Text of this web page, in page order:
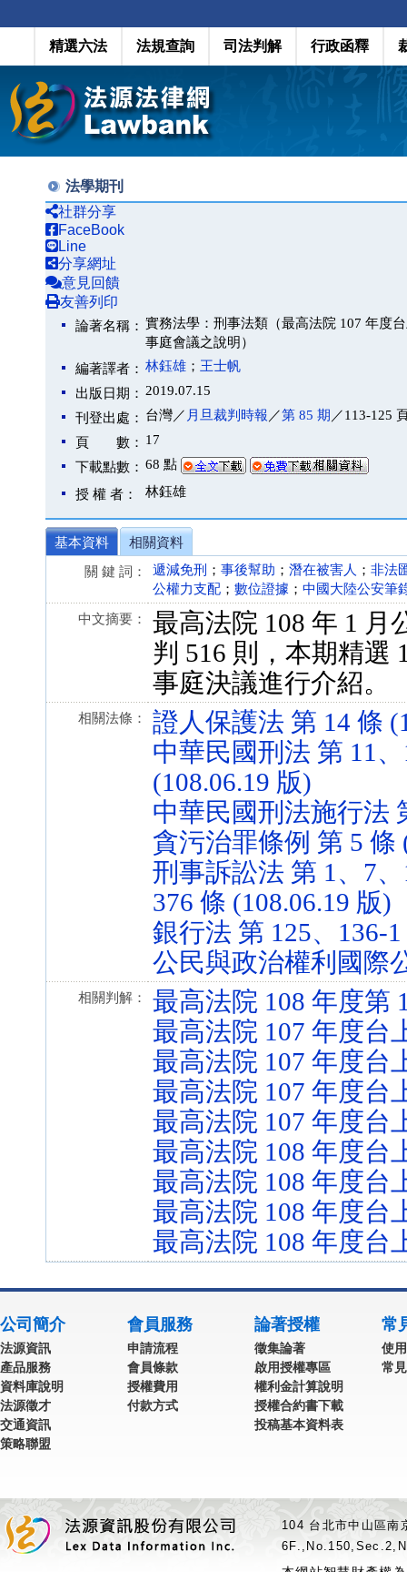
精選六法 法規查詢 司法判解 行政函釋
法學期刊
社群分享
FaceBook
Line
分享網址
意見回饋
友善列印
論著名稱： 實務法學：刑事法類（最高法院 107 年度
事庭會議之說明）
編著譯者： 林鈺雄 ； 王士帆
出版日期： 2019.07.15
刊登出處： 台灣／ 月旦裁判時報 ／第 85 期 ／113-125
頁 數： 17
下載點數： 68 點
授 權 者： 林鈺雄
基本資料
相關資料
關 鍵 詞：
遞減免刑 ； 事後幫助 ； 潛在被害人 ； 非法
公權力支配 ； 數位證據 ； 中國大陸公安筆
中文摘要：
最高法院 108 年 1 月
判 516 則，本期精選
事庭決議進行介紹。
相關法條：
證人保護法 第 14 條
中華民國刑法 第 11
(108.06.19 版)
中華民國刑法施行法
貪污治罪條例 第 5 條
刑事訴訟法 第 1、7
376 條 (108.06.19 版)
銀行法 第 125、136-
公民與政治權利國際
相關判解：
最高法院 108 年度第
最高法院 107 年度台
最高法院 107 年度台
最高法院 107 年度台
最高法院 107 年度台
最高法院 108 年度台
最高法院 108 年度台
最高法院 108 年度台
最高法院 108 年度台
公司簡介
法源資訊
產品服務
資料庫說明
法源徵才
交通資訊
策略聯盟
會員服務
申請流程
會員條款
授權費用
付款方式
論著授權
徵集論著
啟用授權專區
權利金計算說明
授權合約書下載
投稿基本資料表
常
使
常
104 台北市中山區